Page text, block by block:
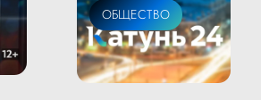
ОБЩЕСТВО